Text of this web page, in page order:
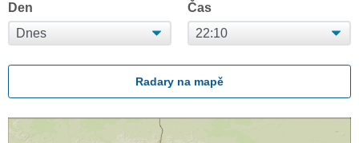
Den Čas
Radary na mapě